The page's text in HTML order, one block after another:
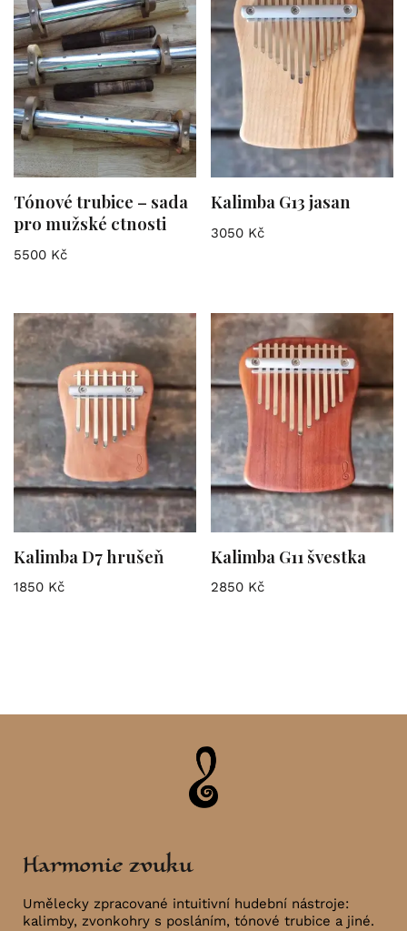
Tónové trubice – sada
pro mužské ctnosti
5500 Kč
Kalimba G13 jasan
3050 Kč
Kalimba D7 hrušeň
1850 Kč
Kalimba G11 švestka
2850 Kč
Harmonie zvuku
Umělecky zpracované intuitivní hudební nástroje:
kalimby, zvonkohry s posláním, tónové trubice a jiné.